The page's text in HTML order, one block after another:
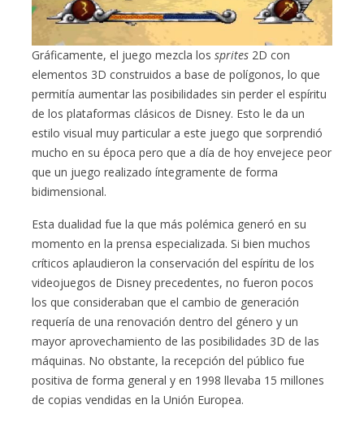
Gráficamente, el juego mezcla lossprites 2D con
elementos 3D construidos a base de polígonos, lo que
permitía aumentar las posibilidades sin perder el espíritu
de los plataformas clásicos de Disney. Esto le da un
estilo visual muy particular a este juego que sorprendió
mucho en su época pero que a día de hoy envejece peor
que un juego realizado íntegramente de forma
bidimensional.
Esta dualidad fue la que más polémica generó en su
momento en la prensa especializada. Si bien muchos
críticos aplaudieron la conservación del espíritu de los
videojuegos de Disney precedentes, no fueron pocos
los que consideraban que el cambio de generación
requería de una renovación dentro del género y un
mayor aprovechamiento de las posibilidades 3D de las
máquinas. No obstante, la recepción del público fue
positiva de forma general y en 1998 llevaba 15 millones
de copias vendidas en la Unión Europea.